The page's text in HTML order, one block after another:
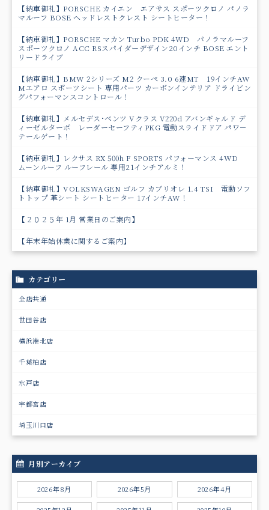
【納車御礼】PORSCHE カイエン エアサス スポーツクロノ パノラ
マルーフ BOSE ヘッドレストクレスト シートヒーター！
【納車御礼】PORSCHE マカン Turbo PDK 4WD パノラマルーフ
スポーツクロノ ACC RSスパイダーデザイン20インチ BOSE エント
リードライブ
【納車御礼】BMW 2シリーズ M2 クーペ 3.0 6速MT 19インチAW
Mエアロ スポーツシート 専用パーツ カーボンインテリア ドライビン
グパフォーマンスコントロール！
【納車御礼】メルセデス･ベンツ Vクラス V220d アバンギャルド デ
ィーゼルターボ レーダーセーフティPKG 電動スライドドア パワ－
テールゲート！
【納車御礼】レクサス RX 500h F SPORTS パフォーマンス 4WD
ムーンルーフ ルーフレール 専用21インチアルミ！
【納車御礼】VOLKSWAGEN ゴルフ カブリオレ 1.4 TSI 電動ソフ
トトップ 革シート シートヒーター 17インチAW！
【２０２５年 1月 営業日のご案内】
【年末年始休業に関するご案内】
カテゴリー
全店共通
世田谷店
横浜港北店
千葉柏店
水戸店
宇都宮店
埼玉川口店
月別アーカイブ
2026年8月 2026年5月 2026年4月